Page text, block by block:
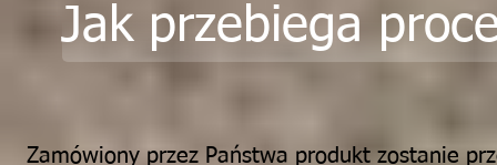
Jak przebiega
Zamówiony przez Państwa produkt zostanie